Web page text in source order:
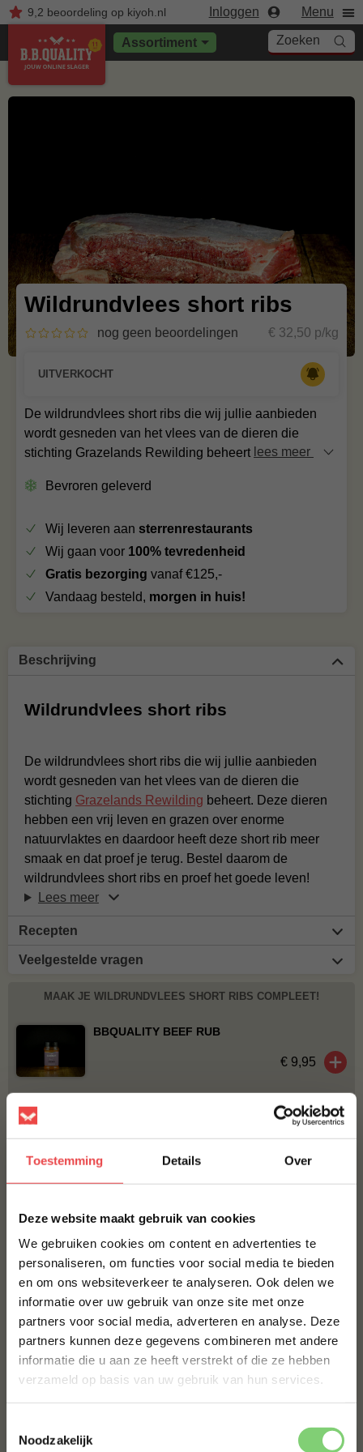
Toestemming Details Over
Deze website maakt gebruik van cookies
We gebruiken cookies om content en advertenties te
personaliseren, om functies voor social media te bieden
en om ons websiteverkeer te analyseren. Ook delen we
informatie over uw gebruik van onze site met onze
partners voor social media, adverteren en analyse. Deze
partners kunnen deze gegevens combineren met andere
informatie die u aan ze heeft verstrekt of die ze hebben
verzameld op basis van uw gebruik van hun services.
Noodzakelijk
9,2 beoordelingop kiyoh.nl Inloggen Menu
Assortiment Zoeken
Wildrundvlees short ribs
nog geen beoordelingen € 32,50 p/kg
De wildrundvlees short ribs die wij jullie aanbieden
wordt gesneden van het vlees van de dieren die
stichting Grazelands Rewilding beheert lees meer
Bevroren geleverd
UITVERKOCHT
Wij leveren aan sterrenrestaurants
Wij gaan voor 100% tevredenheid
Gratis bezorging vanaf €125,-
Vandaag besteld, morgen in huis!
Beschrijving
Wildrundvlees short ribs
De wildrundvlees short ribs die wij jullie aanbieden
wordt gesneden van het vlees van de dieren die
stichting Grazelands Rewilding beheert. Deze dieren
hebben een vrij leven en grazen over enorme
natuurvlaktes en daardoor heeft deze short rib meer
smaak en dat proef je terug. Bestel daarom de
wildrundvlees short ribs en proef het goede leven!
Lees meer
Recepten
Veelgestelde vragen
MAAK JE WILDRUNDVLEES SHORT RIBS COMPLEET!
BBQUALITY BEEF RUB
€ 9,95
Bestel alles
Varkensbuik zonder
zwoerd Heyde Hoeve
(11)
Jalapeño cheddar worst
Home Made Texas style
(41)
10% korting op je
eerste bestelling*
Schrijf je in voor onze nieuwsbrief en ontvang direct
10% korting op jouw eerste bestelling.
VOORNAAM
ACHTERNAAM